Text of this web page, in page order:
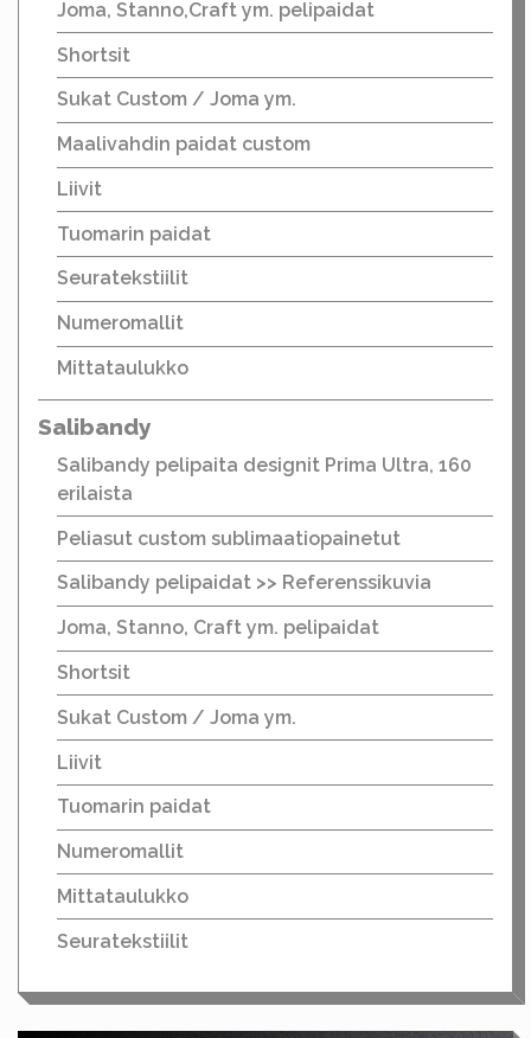
Joma, Stanno,Craft ym. pelipaidat
Shortsit
Sukat Custom / Joma ym.
Maalivahdin paidat custom
Liivit
Tuomarin paidat
Seuratekstiilit
Numeromallit
Mittataulukko
Salibandy
Salibandy pelipaita designit Prima Ultra, 160
erilaista
Peliasut custom sublimaatiopainetut
Salibandy pelipaidat >> Referenssikuvia
Joma, Stanno, Craft ym. pelipaidat
Shortsit
Sukat Custom / Joma ym.
Liivit
Tuomarin paidat
Numeromallit
Mittataulukko
Seuratekstiilit